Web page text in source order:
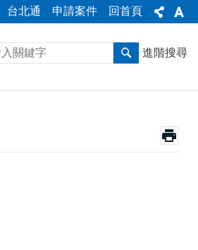
台北通 申請案件 回首頁
進階搜尋